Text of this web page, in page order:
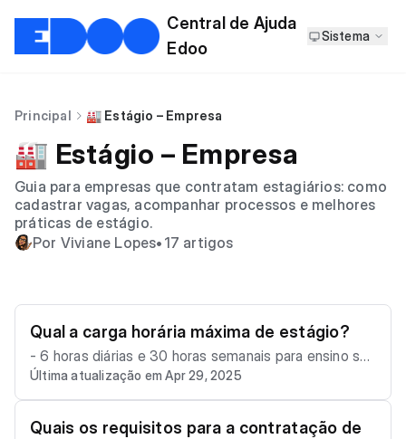
Central de Ajuda
Edoo
Sistema
Principal 🏭 Estágio – Empresa
🏭 Estágio – Empresa
Guia para empresas que contratam estagiários: como
cadastrar vagas, acompanhar processos e melhores
práticas de estágio.
Por Viviane Lopes• 17 artigos
Qual a carga horária máxima de estágio?
- 6 horas diárias e 30 horas semanais para ensino sup
erior, médio e profissional. - 4 horas diárias e 20 hora
s semanais para ensino especial e anos finais do ensi
no fundamental.
Última atualização em Apr 29, 2025
Quais os requisitos para a contratação de